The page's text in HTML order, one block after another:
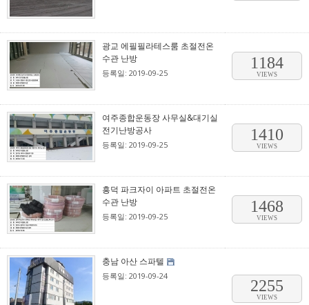
광교 에필필라테스룸 초절전온
수관 난방
등록일: 2019-09-25
1184
VIEWS
여주종합운동장 사무실&대기실
전기난방공사
등록일: 2019-09-25
1410
VIEWS
흥덕 파크자이 아파트 초절전온
수관 난방
등록일: 2019-09-25
1468
VIEWS
충남 아산 스파텔
등록일: 2019-09-24
2255
VIEWS